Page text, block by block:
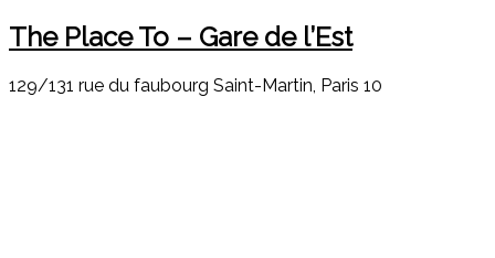
The Place To – Gare de l’Est
129/131 rue du faubourg Saint-Martin, Paris 10